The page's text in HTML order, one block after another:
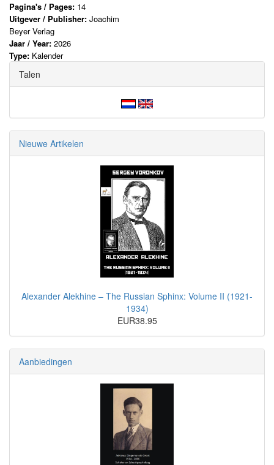
Pagina's / Pages: 14
Uitgever / Publisher: Joachim
Beyer Verlag
Jaar / Year: 2026
Type: Kalender
Talen
Nieuwe Artikelen
Alexander Alekhine – The Russian Sphinx: Volume II (1921-
1934)
EUR38.95
Aanbiedingen